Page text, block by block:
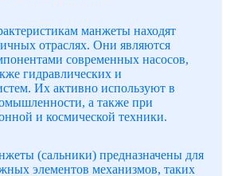
манжеты находят
отраслях. Они являются
современных насосов,
гидравлических и
Их активно используют в
а также при
и космической техники.
(сальники) предназначены для
элементов механизмов, таких